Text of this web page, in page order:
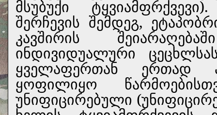
მსუბუქი
შერჩევის შემდეგ,
კავშირის
ინდივიდუალური
ყველაფერთან ერთად
ყოფილიყო
უნიფიცირებული